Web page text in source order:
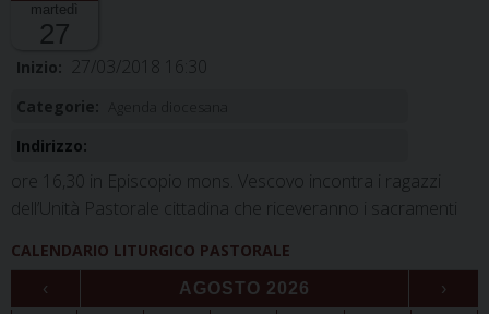
martedì
27
Inizio: 27/03/2018 16:30
Categorie:
Indirizzo:
ore 16,30 in Episcopio mons. Vescovo incontra i ragazzi
dell’Unità Pastorale cittadina che riceveranno i sacramenti
CALENDARIO LITURGICO PASTORALE
‹ AGOSTO 2026 ›